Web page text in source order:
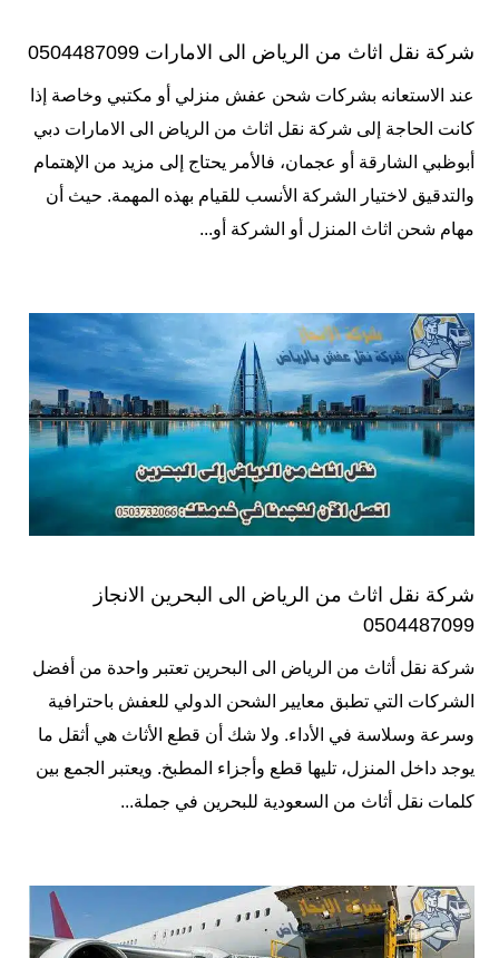
شركة نقل اثاث من الرياض الى الامارات 0504487099
عند الاستعانه بشركات شحن عفش منزلي أو مكتبي وخاصة إذا
كانت الحاجة إلى شركة نقل اثاث من الرياض الى الامارات دبي
أبوظبي الشارقة أو عجمان، فالأمر يحتاج إلى مزيد من الإهتمام
والتدقيق لاختيار الشركة الأنسب للقيام بهذه المهمة. حيث أن
مهام شحن اثاث المنزل أو الشركة أو...
شركة نقل اثاث من الرياض الى البحرين الانجاز
0504487099
شركة نقل أثاث من الرياض الى البحرين تعتبر واحدة من أفضل
الشركات التي تطبق معايير الشحن الدولي للعفش باحترافية
وسرعة وسلاسة في الأداء. ولا شك أن قطع الأثاث هي أثقل ما
يوجد داخل المنزل، تليها قطع وأجزاء المطبخ. ويعتبر الجمع بين
كلمات نقل أثاث من السعودية للبحرين في جملة...